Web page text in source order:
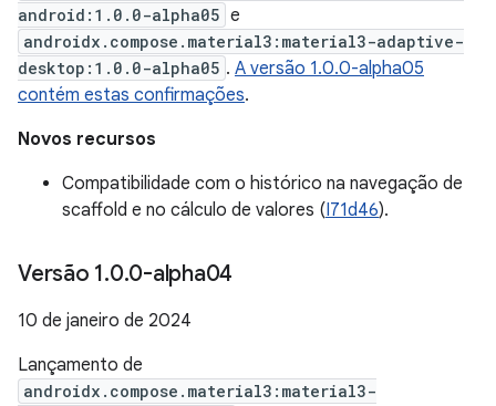
android:1.0.0-alpha05 e
androidx.compose.material3:material3-adaptive-
desktop:1.0.0-alpha05 . A versão 1.0.0-alpha05
contém estas confirmações.
Novos recursos
Compatibilidade com o histórico na navegação de
scaffold e no cálculo de valores (I71d46).
Versão 1.0.0-alpha04
10 de janeiro de 2024
Lançamento de
androidx.compose.material3:material3-